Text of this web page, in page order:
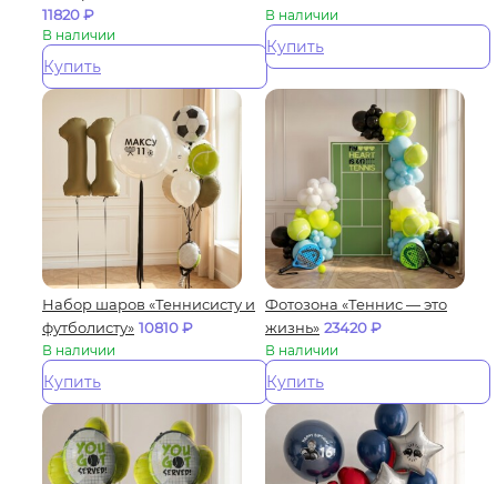
11820₽
В наличии
Купить
В наличии
Купить
Набор шаров «Теннисисту и
футболисту» 10810₽
В наличии
Купить
Фотозона «Теннис — это
жизнь» 23420₽
В наличии
Купить